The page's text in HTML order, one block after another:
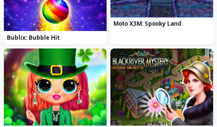
Bublix: Bubble Hit
Moto X3M: Spooky Land